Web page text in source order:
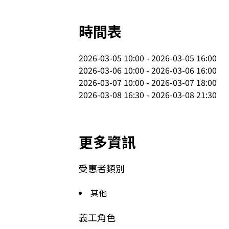
時間表
2026-03-05 10:00 - 2026-03-05 16:00
2026-03-06 10:00 - 2026-03-06 16:00
2026-03-07 10:00 - 2026-03-07 18:00
2026-03-08 16:30 - 2026-03-08 21:30
更多資訊
受惠者類別
其他
義工角色